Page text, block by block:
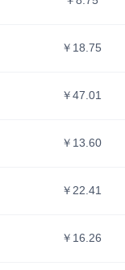
￥18.75
￥47.01
￥13.60
￥22.41
￥16.26